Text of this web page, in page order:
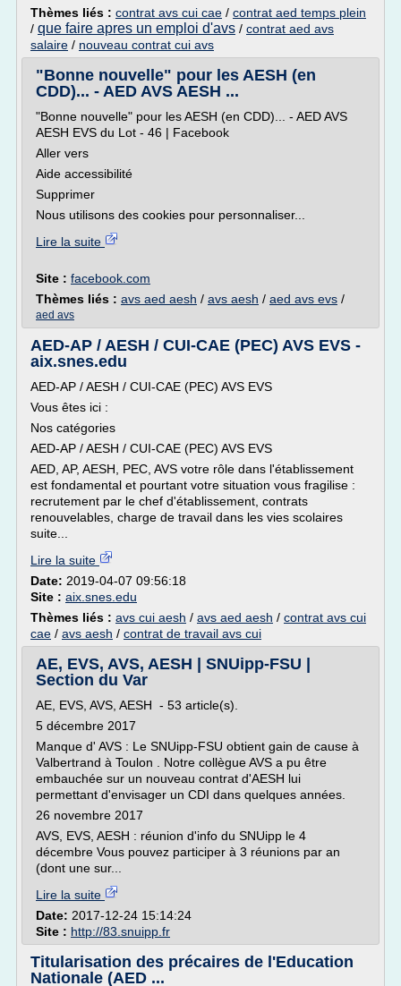
Thèmes liés : contrat avs cui cae / contrat aed temps plein
/ que faire apres un emploi d'avs / contrat aed avs
salaire / nouveau contrat cui avs
"Bonne nouvelle" pour les AESH (en
CDD)... - AED AVS AESH ...
"Bonne nouvelle" pour les AESH (en CDD)... - AED AVS
AESH EVS du Lot - 46 | Facebook
Aller vers
Aide accessibilité
Supprimer
Nous utilisons des cookies pour personnaliser...
Lire la suite
Site : facebook.com
Thèmes liés : avs aed aesh / avs aesh / aed avs evs /
aed avs
AED-AP / AESH / CUI-CAE (PEC) AVS EVS -
aix.snes.edu
AED-AP / AESH / CUI-CAE (PEC) AVS EVS
Vous êtes ici :
Nos catégories
AED-AP / AESH / CUI-CAE (PEC) AVS EVS
AED, AP, AESH, PEC, AVS votre rôle dans l'établissement
est fondamental et pourtant votre situation vous fragilise :
recrutement par le chef d'établissement, contrats
renouvelables, charge de travail dans les vies scolaires
suite...
Lire la suite
Date: 2019-04-07 09:56:18
Site : aix.snes.edu
Thèmes liés : avs cui aesh / avs aed aesh / contrat avs cui
cae / avs aesh / contrat de travail avs cui
AE, EVS, AVS, AESH | SNUipp-FSU |
Section du Var
AE, EVS, AVS, AESH - 53 article(s).
5 décembre 2017
Manque d' AVS : Le SNUipp-FSU obtient gain de cause à
Valbertrand à Toulon . Notre collègue AVS a pu être
embauchée sur un nouveau contrat d'AESH lui
permettant d'envisager un CDI dans quelques années.
26 novembre 2017
AVS, EVS, AESH : réunion d'info du SNUipp le 4
décembre Vous pouvez participer à 3 réunions par an
(dont une sur...
Lire la suite
Date: 2017-12-24 15:14:24
Site : http://83.snuipp.fr
Titularisation des précaires de l'Education
Nationale (AED ...